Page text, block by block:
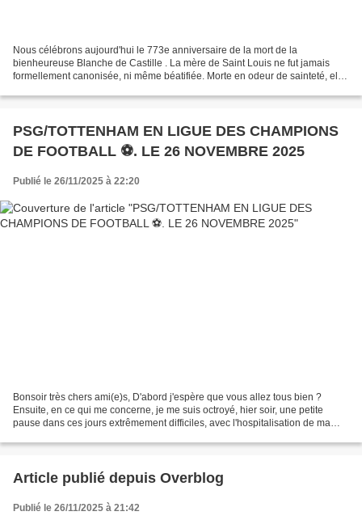
Nous célébrons aujourd'hui le 773e anniversaire de la mort de la
bienheureuse Blanche de Castille . La mère de Saint Louis ne fut jamais
formellement canonisée, ni même béatifiée. Morte en odeur de sainteté, elle
PSG/TOTTENHAM EN LIGUE DES CHAMPIONS
DE FOOTBALL ⚽️. LE 26 NOVEMBRE 2025
Publié le 26/11/2025 à 22:20
Bonsoir très chers ami(e)s, D'abord j'espère que vous allez tous bien ?
Ensuite, en ce qui me concerne, je me suis octroyé, hier soir, une petite
pause dans ces jours extrêmement difficiles, avec l'hospitalisation de ma
Article publié depuis Overblog
Publié le 26/11/2025 à 21:42